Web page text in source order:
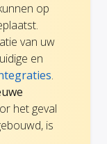
op
van uw
en
.
het geval
is